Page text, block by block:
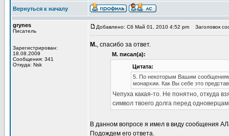
Вернуться к началу
grynes
Писатель
Зарегистрирован:
18.08.2009
Сообщения: 341
Откуда: Nsk
Добавлено: Сб Май 01, 2010 4:52 pm Заголовок
М., спасибо за ответ.
М. писал(а):
Цитата:
5. По некоторым Вашим
монархии. Как Вы себе это
Чепуха какая-то. Не понятно, откуда
символ твоего долга перед
В данном вопросе я имел в виду сообщения
Подождем его ответа.